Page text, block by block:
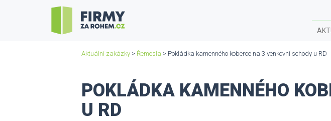
Aktuální zakázky > Řemesla > Pokládka kamenného koberce na 3 venkovní schody u RD
POKLÁDKA KAMENNÉHO
U RD